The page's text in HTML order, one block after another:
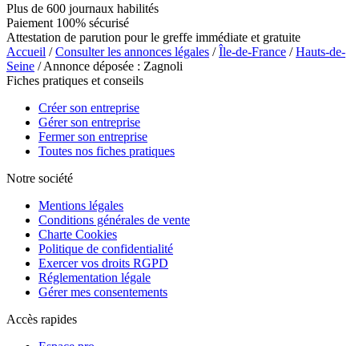
Plus de 600 journaux habilités
Paiement 100% sécurisé
Attestation de parution pour le greffe immédiate et gratuite
Accueil /Consulter les annonces légales /Île-de-France /Hauts-de-
Seine / Annonce déposée : Zagnoli
Fiches pratiques et conseils
Créer son entreprise
Gérer son entreprise
Fermer son entreprise
Toutes nos fiches pratiques
Notre société
Mentions légales
Conditions générales de vente
Charte Cookies
Politique de confidentialité
Exercer vos droits RGPD
Réglementation légale
Gérer mes consentements
Accès rapides